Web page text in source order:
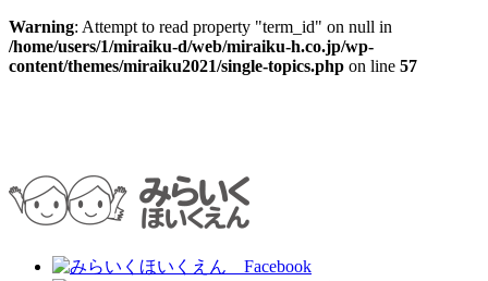
Warning: Attempt to read property "term_id" on null in
/home/users/1/miraiku-d/web/miraiku-h.co.jp/wp-
content/themes/miraiku2021/single-topics.php on line 57